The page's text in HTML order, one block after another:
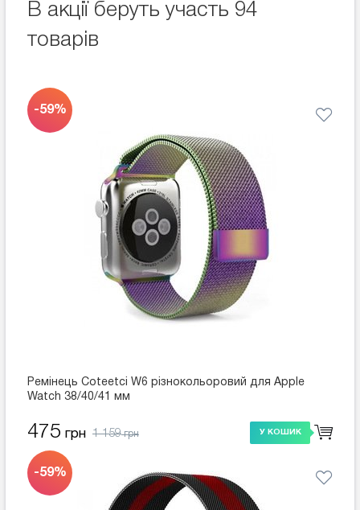
В акції беруть участь 94
товарів
-59%
Ремінець Coteetci W6 різнокольоровий для Apple
Watch 38/40/41 мм
475 грн 1 159грн У КОШИК
-59%